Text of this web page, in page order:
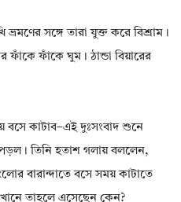
সঙ্গে তারা যুক্ত করে বিশ্রাম।
ফাঁকে ঘুম। ঠান্ডা বিয়ারের
বসে কাটাব–এই দুঃসংবাদ শুনে
তিনি হতাশ গলায় বললেন,
বারান্দাতে বসে সময় কাটাতে
তাহলে এসেছেন কেন?